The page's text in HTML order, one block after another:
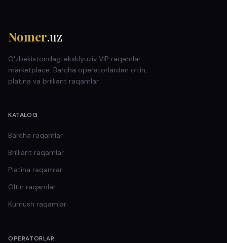
Nomer.uz
O'zbekistondagi eksklyuziv VIP raqamlar
marketplace. Barcha operatorlardan oltin,
platina va brilliant raqamlar.
KATALOG
Barcha raqamlar
Brilliant raqamlar
Platina raqamlar
Oltin raqamlar
Kumush raqamlar
OPERATORLAR